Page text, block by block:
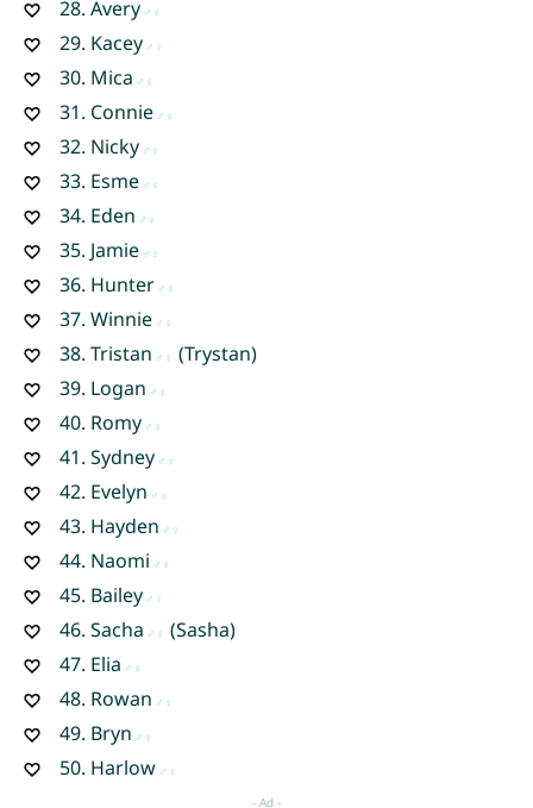
28. Avery
29. Kacey
30. Mica
31. Connie
32. Nicky
33. Esme
34. Eden
35. Jamie
36. Hunter
37. Winnie
38. Tristan
(Trystan)
39. Logan
40. Romy
41. Sydney
42. Evelyn
43. Hayden
44. Naomi
45. Bailey
46. Sacha
(Sasha)
47. Elia
48. Rowan
49. Bryn
50. Harlow